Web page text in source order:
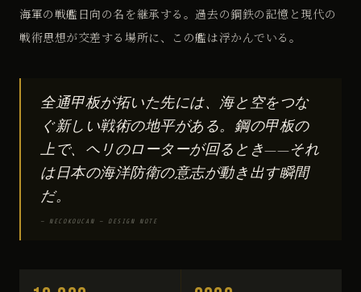
海軍の戦艦日向の名を継承する。過去の鋼鉄の記憶と現代の
戦術思想が交差する場所に、この艦は浮かんでいる。
全通甲板が拓いた先には、海と空をつな
ぐ新しい戦術の地平がある。鋼の甲板の
上で、ヘリのローターが回るとき——それ
は日本の海洋防衛の意志が動き出す瞬間
だ。
— NECOKOUCAN — DESIGN NOTE